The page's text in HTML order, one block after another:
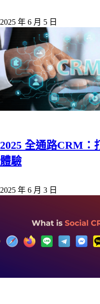
2025 年 6 月 5 日
2025 全通路CRM：
體驗
2025 年 6 月 3 日